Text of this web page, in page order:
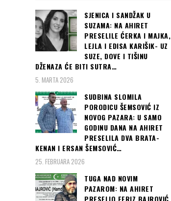
SJENICA I SANDŽAK U
SUZAMA: NA AHIRET
PRESELILE ĆERKA I MAJKA,
LEJLA I EDISA KARIŠIK- UZ
SUZE, DOVE I TIŠINU
DŽENAZA ĆE BITI SUTRA…
5. MARTA 2026
SUDBINA SLOMILA
PORODICU ŠEMSOVIĆ IZ
NOVOG PAZARA: U SAMO
GODINU DANA NA AHIRET
PRESELILA DVA BRATA-
KENAN I ERSAN ŠEMSOVIĆ…
25. FEBRUARA 2026
TUGA NAD NOVIM
PAZAROM: NA AHIRET